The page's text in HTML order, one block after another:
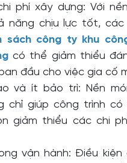
phí xây dựng: Với
năng chịu lực tốt,
sách công ty khu
có thể giảm thiểu
đầu cho việc gia cố
và ít bảo trì: Nền
chỉ giúp công trình
giảm thiểu các chi
vận hành: Điều kiện